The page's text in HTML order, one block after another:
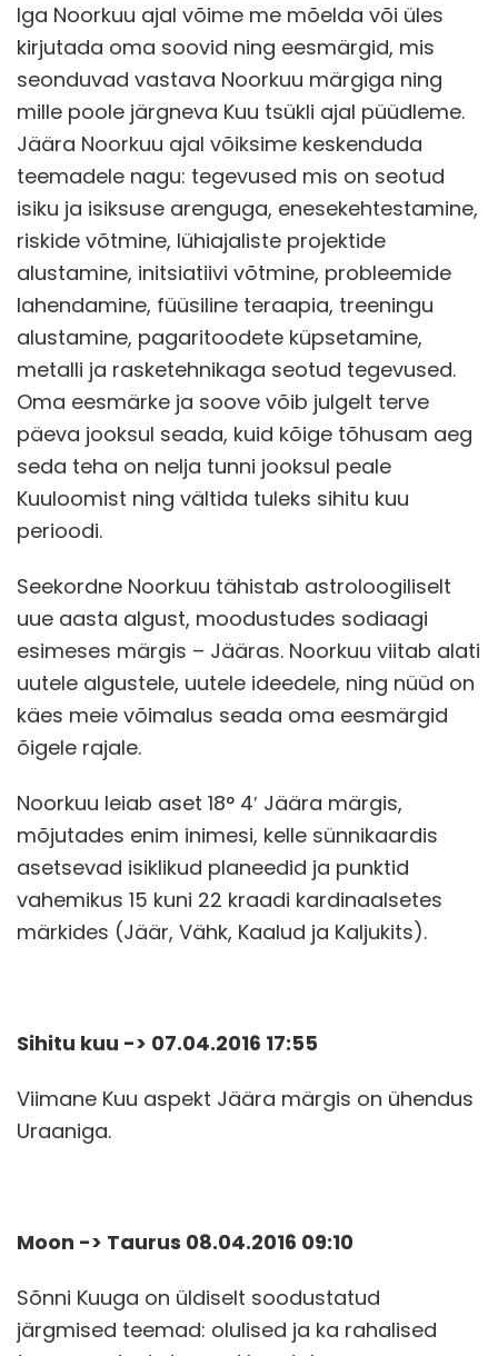
Iga Noorkuu ajal võime me mõelda või üles
kirjutada oma soovid ning eesmärgid, mis
seonduvad vastava Noorkuu märgiga ning
mille poole järgneva Kuu tsükli ajal püüdleme.
Jäära Noorkuu ajal võiksime keskenduda
teemadele nagu: tegevused mis on seotud
isiku ja isiksuse arenguga, enesekehtestamine,
riskide võtmine, lühiajaliste projektide
alustamine, initsiatiivi võtmine, probleemide
lahendamine, füüsiline teraapia, treeningu
alustamine, pagaritoodete küpsetamine,
metalli ja rasketehnikaga seotud tegevused.
Oma eesmärke ja soove võib julgelt terve
päeva jooksul seada, kuid kõige tõhusam aeg
seda teha on nelja tunni jooksul peale
Kuuloomist ning vältida tuleks sihitu kuu
perioodi.
Seekordne Noorkuu tähistab astroloogiliselt
uue aasta algust, moodustudes sodiaagi
esimeses märgis – Jääras. Noorkuu viitab alati
uutele algustele, uutele ideedele, ning nüüd on
käes meie võimalus seada oma eesmärgid
õigele rajale.
Noorkuu leiab aset 18° 4′ Jäära märgis,
mõjutades enim inimesi, kelle sünnikaardis
asetsevad isiklikud planeedid ja punktid
vahemikus 15 kuni 22 kraadi kardinaalsetes
märkides (Jäär, Vähk, Kaalud ja Kaljukits).
Sihitu kuu -> 07.04.2016 17:55
Viimane Kuu aspekt Jäära märgis on ühendus
Uraaniga.
Moon -> Taurus 08.04.2016 09:10
Sõnni Kuuga on üldiselt soodustatud
järgmised teemad: olulised ja ka rahalised